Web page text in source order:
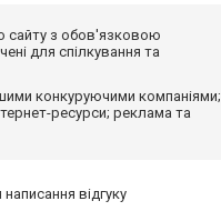
сайту з обов'язковою
для спілкування та
конкуруючими компаніями;
ресурси; реклама та
написання відгуку